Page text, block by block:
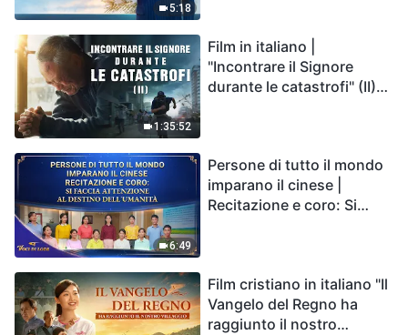
5:18
1:35:52
Film in italiano |
"Incontrare il Signore
durante le catastrofi" (II)
Regno di Dio?
6:49
Persone di tutto il mondo
imparano il cinese |
Recitazione e coro: Si
Film cristiano in italiano "Il
Vangelo del Regno ha
raggiunto il nostro